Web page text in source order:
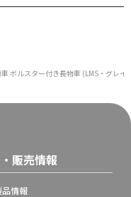
ボルスター付き長物車 (LMS・グレイ)
販売情報
情報